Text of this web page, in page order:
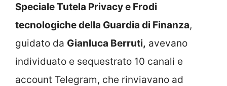
Speciale Tutela Privacy e Frodi
tecnologiche della Guardia di Finanza,
guidato da Gianluca Berruti, avevano
individuato e sequestrato 10 canali e
account Telegram, che rinviavano ad